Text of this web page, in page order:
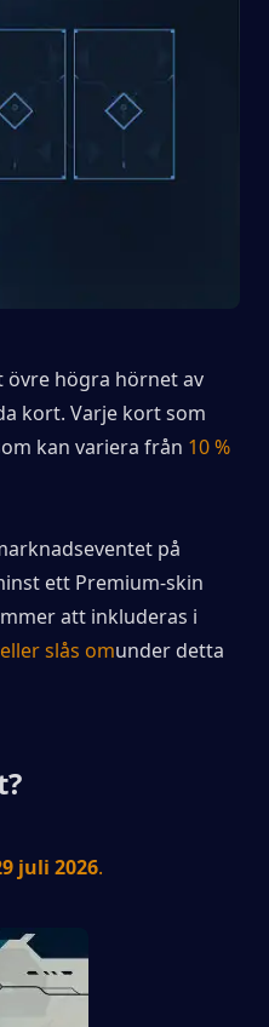
övre högra hörnet av
kort. Varje kort som
kan variera från 10 %
på
ett Premium-skin
att inkluderas i
slås omunder detta
juli 2026.